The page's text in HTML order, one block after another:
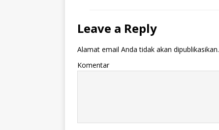
Leave a Reply
Alamat email Anda tidak akan dipublikasikan.
Komentar